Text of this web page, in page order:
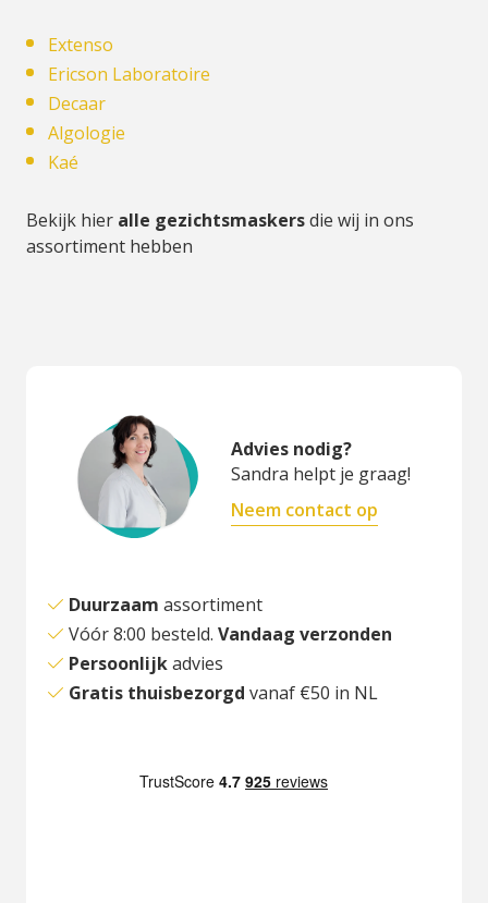
Extenso
Ericson Laboratoire
Decaar
Algologie
Kaé
Bekijk hier alle gezichtsmaskersdie wij in ons
assortiment hebben
Advies nodig?
Sandra helpt je graag!
Neem contact op
Duurzaam assortiment
Vóór 8:00 besteld. Vandaag verzonden
Persoonlijkadvies
Gratis thuisbezorgd vanaf €50 in NL